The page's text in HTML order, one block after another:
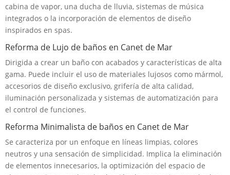
cabina de vapor, una ducha de lluvia, sistemas de música
integrados o la incorporación de elementos de diseño
inspirados en spas.
Reforma de Lujo de baños en Canet de Mar
Dirigida a crear un baño con acabados y características de alta
gama. Puede incluir el uso de materiales lujosos como mármol,
accesorios de diseño exclusivo, grifería de alta calidad,
iluminación personalizada y sistemas de automatización para
el control de funciones.
Reforma Minimalista de baños en Canet de Mar
Se caracteriza por un enfoque en líneas limpias, colores
neutros y una sensación de simplicidad. Implica la eliminación
de elementos innecesarios, la optimización del espacio de